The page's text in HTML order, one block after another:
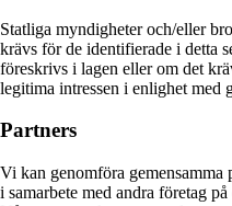
Statliga myndigheter och/eller
krävs för de identifierade i detta
föreskrivs i lagen eller om det
legitima intressen i enlighet med
Partners
Vi kan genomföra gemensamma
i samarbete med andra företag